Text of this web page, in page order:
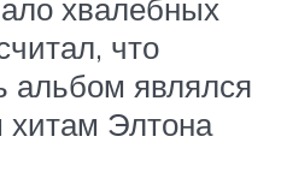
хвалебных
что
альбом являлся
Элтона